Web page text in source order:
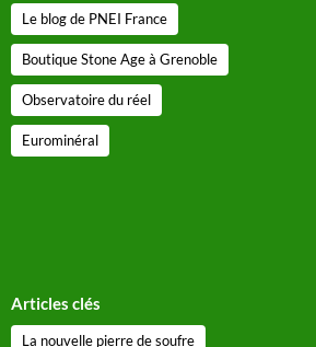
Le blog de PNEI France
Boutique Stone Age à Grenoble
Observatoire du réel
Eurominéral
Articles clés
La nouvelle pierre de soufre